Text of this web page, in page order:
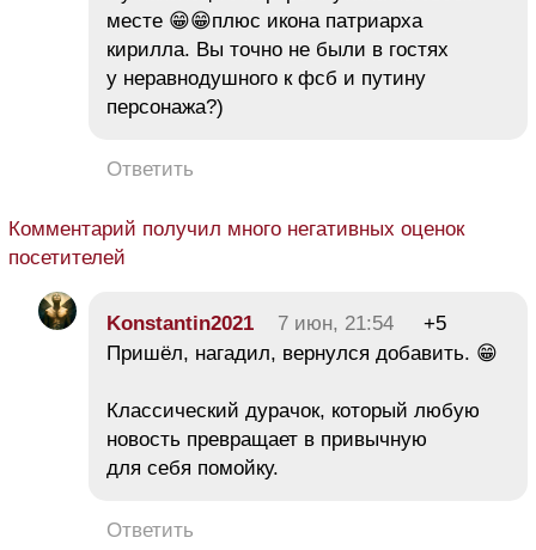
месте 😁😁плюс икона патриарха
кирилла. Вы точно не были в гостях
у неравнодушного к фсб и путину
персонажа?)
Ответить
Комментарий получил много негативных оценок
посетителей
Konstantin2021 7 июн, 21:54
+5
Пришёл, нагадил, вернулся добавить. 😁
Классический дурачок, который любую
новость превращает в привычную
для себя помойку.
Ответить